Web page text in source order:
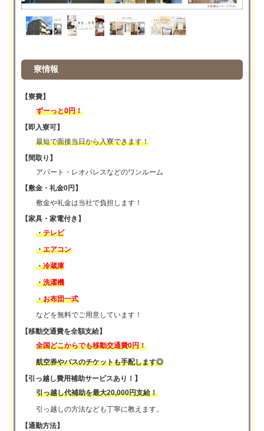
寮情報
【寮費】
ずーっと0円！
【即入寮可】
最短で面接当日から入寮できます！
【間取り】
アパート・レオパレスなどのワンルーム
【敷金・礼金0円】
敷金や礼金は当社で負担します！
【家具・家電付き】
・テレビ
・エアコン
・冷蔵庫
・洗濯機
・お布団一式
などを無料でご用意しています！
【移動交通費を全額支給】
全国どこからでも移動交通費0円！
航空券やバスのチケットも手配します◎
【引っ越し費用補助サービスあり！】
引っ越し代補助を最大20,000円支給！
引っ越しの方法なども丁寧に教えます。
【通勤方法】